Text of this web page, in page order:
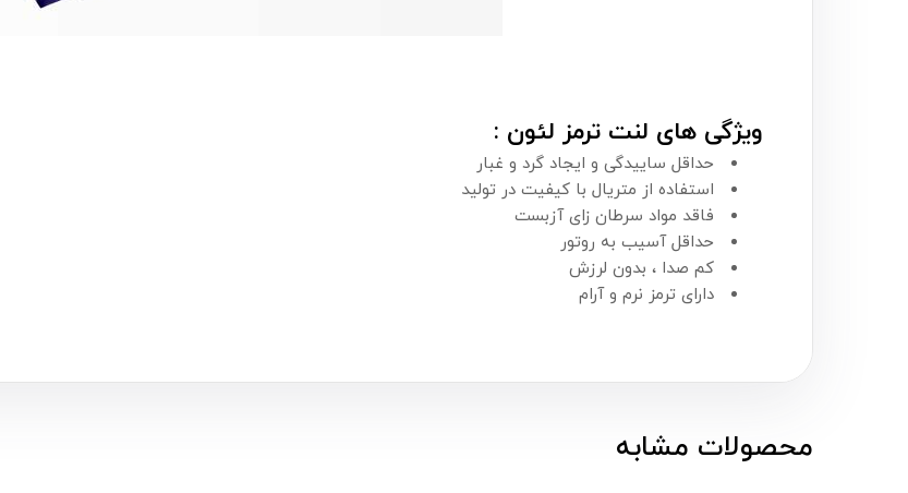
ویژگی های لنت ترمز لئون :
حداقل ساییدگی و ایجاد گرد و غبار
استفاده از متریال با کیفیت در تولید
فاقد مواد سرطان زای آزبست
حداقل آسیب به روتور
کم صدا ، بدون لرزش
دارای ترمز نرم و آرام
محصولات مشابه